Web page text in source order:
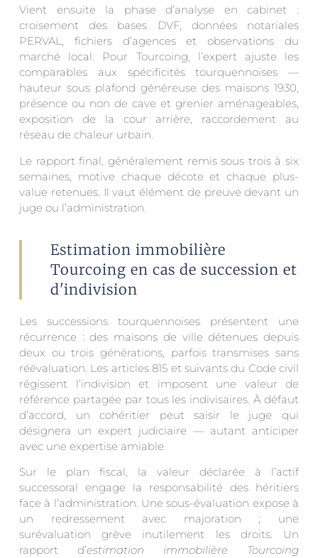
Vient ensuite la phase d’analyse en cabinet :
croisement des bases DVF, données notariales
PERVAL, fichiers d’agences et observations du
marché local. Pour Tourcoing, l’expert ajuste les
comparables aux spécificités tourquennoises —
hauteur sous plafond généreuse des maisons 1930,
présence ou non de cave et grenier aménageables,
exposition de la cour arrière, raccordement au
réseau de chaleur urbain.
Le rapport final, généralement remis sous trois à six
semaines, motive chaque décote et chaque plus-
value retenues. Il vaut élément de preuve devant un
juge ou l’administration.
Estimation immobilière
Tourcoing en cas de succession et
d'indivision
Les successions tourquennoises présentent une
récurrence : des maisons de ville détenues depuis
deux ou trois générations, parfois transmises sans
réévaluation. Les articles 815 et suivants du Code civil
régissent l’indivision et imposent une valeur de
référence partagée par tous les indivisaires. À défaut
d’accord, un cohéritier peut saisir le juge qui
désignera un expert judiciaire — autant anticiper
avec une expertise amiable.
Sur le plan fiscal, la valeur déclarée à l’actif
successoral engage la responsabilité des héritiers
face à l’administration. Une sous-évaluation expose à
un redressement avec majoration ; une
surévaluation grève inutilement les droits. Un
rapport d’estimation immobilière Tourcoing